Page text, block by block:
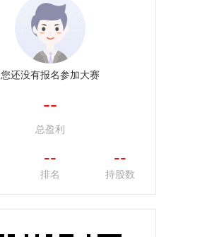
您还没有报名参加大赛
--
总盈利
--
排名
--
持股数